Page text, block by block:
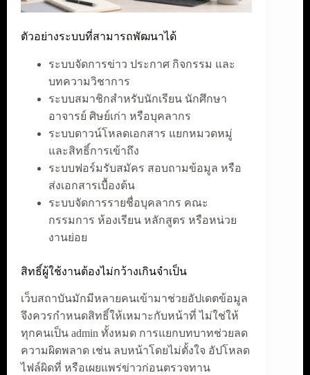
ตัวอย่างระบบที่สามารถพัฒนาได้
ระบบจัดการข่าว ประกาศ กิจกรรม และ
บทความวิชาการ
ระบบสมาชิกสำหรับนักเรียน นักศึกษา
อาจารย์ ศิษย์เก่า หรือบุคลากร
ระบบดาวน์โหลดเอกสาร แยกหมวดหมู่
และสิทธิ์การเข้าถึง
ระบบฟอร์มรับสมัคร สอบถามข้อมูล หรือ
ส่งเอกสารเบื้องต้น
ระบบจัดการรายชื่อบุคลากร คณะ
กรรมการ ห้องเรียน หลักสูตร หรือหน่วย
งานย่อย
สิทธิ์ผู้ใช้งานต้องไม่กว้างเกินจำเป็น
เว็บสถาบันมักมีหลายคนเข้ามาช่วยอัปเดตข้อมูล
จึงควรกำหนดสิทธิ์ให้เหมาะกับหน้าที่ ไม่ใช่ให้
ทุกคนเป็น admin ทั้งหมด การแยกบทบาทช่วยลด
ความผิดพลาด เช่น ลบหน้าโดยไม่ตั้งใจ อัปโหลด
ไฟล์ผิดที่ หรือเผยแพร่ข่าวก่อนตรวจทาน